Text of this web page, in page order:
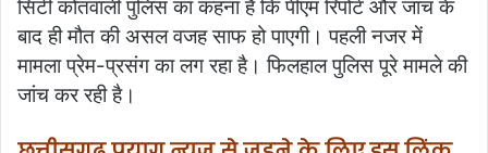
सिटी कोतवाली पुलिस का कहना है कि पीएम रिपोर्ट और जांच के
बाद ही मौत की असल वजह साफ हो पाएगी। पहली नजर में
मामला प्रेम-प्रसंग का लग रहा है। फिलहाल पुलिस पूरे मामले की
जांच कर रही है।